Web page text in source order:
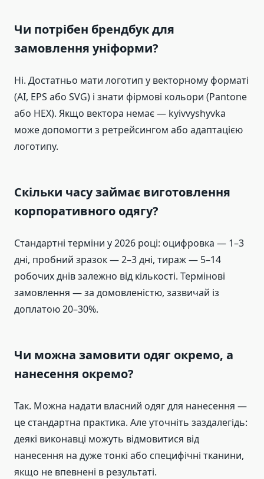
Чи потрібен брендбук для
замовлення уніформи?
Ні. Достатньо мати логотип у векторному форматі
(AI, EPS або SVG) і знати фірмові кольори (Pantone
або HEX). Якщо вектора немає — kyivvyshyvka
може допомогти з ретрейсингом або адаптацією
логотипу.
Скільки часу займає виготовлення
корпоративного одягу?
Стандартні терміни у 2026 році: оцифровка — 1–3
дні, пробний зразок — 2–3 дні, тираж — 5–14
робочих днів залежно від кількості. Термінові
замовлення — за домовленістю, зазвичай із
доплатою 20–30%.
Чи можна замовити одяг окремо, а
нанесення окремо?
Так. Можна надати власний одяг для нанесення —
це стандартна практика. Але уточніть заздалегідь:
деякі виконавці можуть відмовитися від
нанесення на дуже тонкі або специфічні тканини,
якщо не впевнені в результаті.